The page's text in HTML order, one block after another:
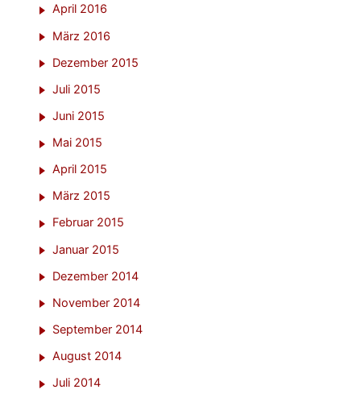
April 2016
März 2016
Dezember 2015
Juli 2015
Juni 2015
Mai 2015
April 2015
März 2015
Februar 2015
Januar 2015
Dezember 2014
November 2014
September 2014
August 2014
Juli 2014